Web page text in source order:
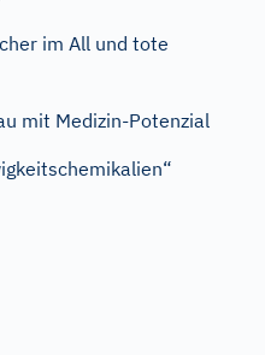
im All und tote
mit Medizin-Potenzial